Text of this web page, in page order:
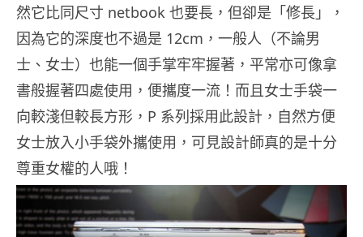
然它比同尺寸 netbook 也要長，但卻是「修長」，
因為它的深度也不過是 12cm，一般人（不論男
士、女士）也能一個手掌牢牢握著，平常亦可像拿
書般握著四處使用，便攜度一流！而且女士手袋一
向較淺但較長方形，P 系列採用此設計，自然方便
女士放入小手袋外攜使用，可見設計師真的是十分
尊重女權的人哦！